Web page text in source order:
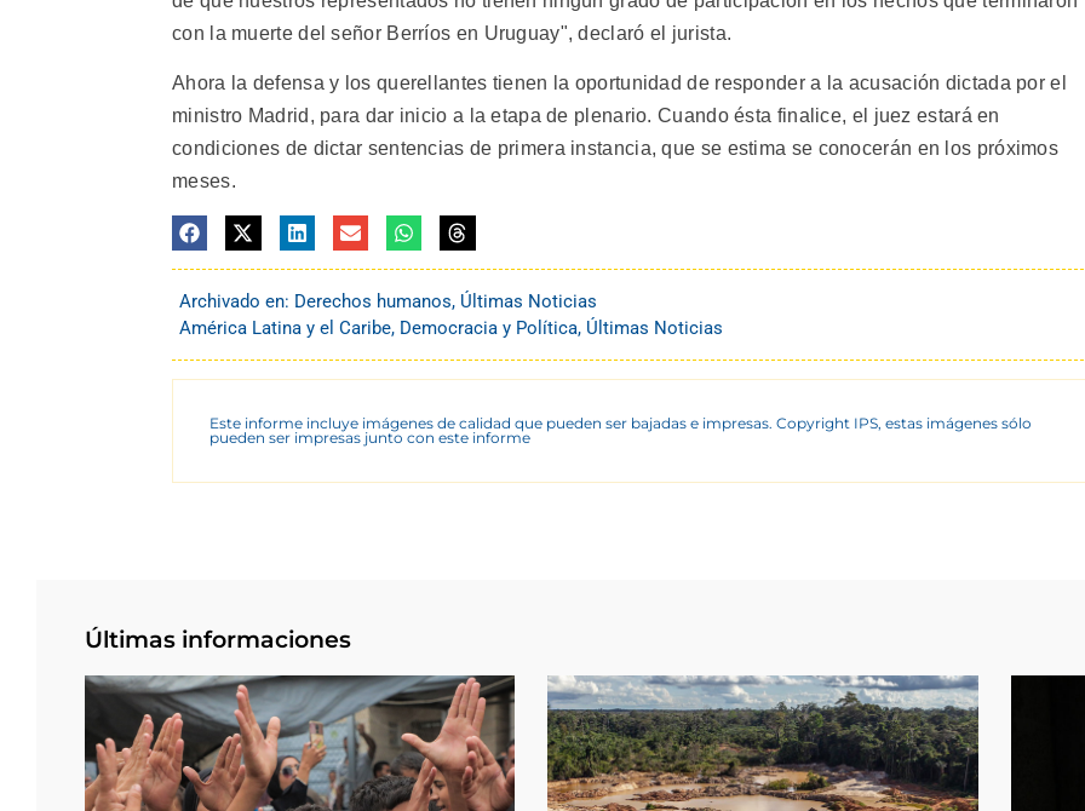
con la muerte del señor Berríos en Uruguay", declaró el jurista.
Ahora la defensa y los querellantes tienen la oportunidad de responder a la acusación dictada por el
ministro Madrid, para dar inicio a la etapa de plenario. Cuando ésta finalice, el juez estará en
condiciones de dictar sentencias de primera instancia, que se estima se conocerán en los próximos
meses.
Archivado en: Derechos humanos, Últimas Noticias
América Latina y el Caribe, Democracia y Política, Últimas Noticias
Este informe incluye imágenes de calidad que pueden ser bajadas e impresas. Copyright IPS, estas imágenes sólo
pueden ser impresas junto con este informe
Últimas informaciones